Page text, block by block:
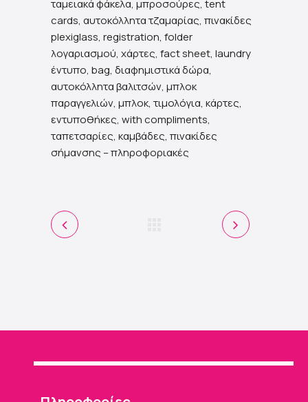
ταμειακά φάκελα, μπροσούρες, tent
cards, αυτοκόλλητα τζαμαρίας, πινακίδες
plexiglass, registration, folder
λογαριασμού, χάρτες, fact sheet, laundry
έντυπο, bag, διαφημιστικά δώρα,
αυτοκόλλητα βαλιτσών, μπλοκ
παραγγελιών, μπλοκ, τιμολόγια, κάρτες,
εντυποθήκες, with compliments,
ταπετσαρίες, καμβάδες, πινακίδες
σήμανσης – πληροφοριακές